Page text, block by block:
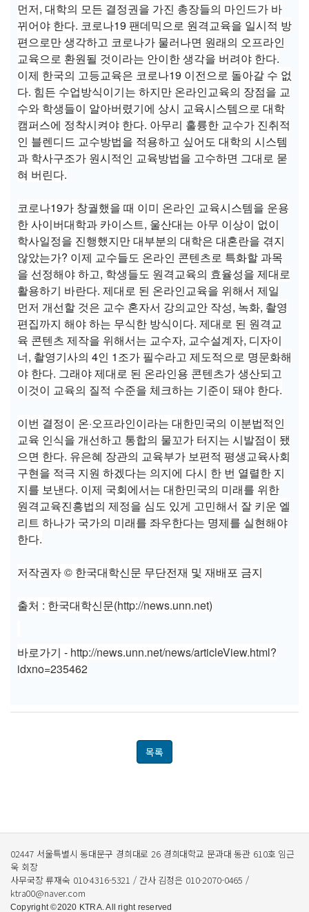
먼저, 대학의 모든 결정권을 가진 총장들의 마인드가 바
뀌어야 한다. 코로나19 팬데믹으로 원격교육을 일시적 방
편으로만 생각하고 코로나가 물러나면 원래의 오프라인
교육으로 환원될 것이라는 안이한 생각을 버려야 한다.
이제 한국의 고등교육은 코로나19 이전으로 돌아갈 수 없
다. 힘든 수업방식이기는 하지만 온라인교육의 장점을 교
수와 학생들이 알아버렸기에 상시 교육시스템으로 대학
캠퍼스에 정착시켜야 한다. 아무리 훌륭한 교수가 진취적
인 블렌디드 교수방법을 적용하고 싶어도 대학의 시스템
과 학사구조가 원시적인 교육방법을 고수하면 그대로 묻
혀 버린다.
코로나19가 창궐했을 때 이미 온라인 교육시스템을 운용
한 사이버대학과 카이스트, 울산대는 아무 이상이 없이
학사일정을 진행했지만 대부분의 대학은 대혼란을 겪지
않았는가? 이제 교수들도 온라인 콘텐츠로 특화할 과목
을 선정해야 하고, 학생들도 원격교육의 효율성을 제대로
활용하기 바란다. 제대로 된 온라인교육을 위해서 제일
먼저 개선할 것은 교수 혼자서 강의교안 작성, 녹화, 촬영
편집까지 해야 하는 무식한 방식이다. 제대로 된 원격교
육 콘텐츠 제작을 위해서는 교수자, 교수설계자, 디자이
너, 촬영기사의 4인 1조가 필수라고 제도적으로 명문화해
야 한다. 그래야 제대로 된 온라인용 콘텐츠가 생산되고
이것이 교육의 질적 수준을 체크하는 기준이 돼야 한다.
이번 결정이 온·오프라인이라는 대한민국의 이분법적인
교육 인식을 개선하고 통합의 물꼬가 터지는 시발점이 됐
으면 한다. 유은혜 장관의 교육부가 보편적 평생교육사회
구현을 적극 지원 하겠다는 의지에 다시 한 번 열렬한 지
지를 보낸다. 이제 국회에서는 대한민국의 미래를 위한
원격교육진흥법의 제정을 심도 있게 고민해서 잘 키운 엘
리트 하나가 국가의 미래를 좌우한다는 명제를 실현해야
한다.
저작권자 © 한국대학신문 무단전재 및 재배포 금지
출처 : 한국대학신문(http://news.unn.net)
​바로가기 - http://news.unn.net/news/articleView.html?
idxno=235462
목록
02447 서울특별시 동대문구 경희대로 26 경희대학교 문과대 동관 610호 임근
욱 회장
사무국장 류재숙 010-4316-5321 / 간사 김정은 010-2070-0465 /
ktra00@naver.com
Copyright ©2020 KTRA. All right reserved